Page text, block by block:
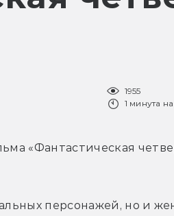
1955
1 минута
«Фантастическая
персонажей, но и